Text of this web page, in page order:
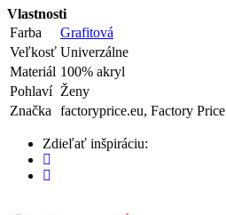
Vlastnosti
Farba
Grafitová
Veľkosť Univerzálne
Materiál 100% akryl
Pohlaví Ženy
Značka
factoryprice.eu, Factory Price
Zdieľať inšpiráciu: